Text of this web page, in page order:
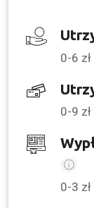
0-6 zł
0-9 zł
0-3 zł